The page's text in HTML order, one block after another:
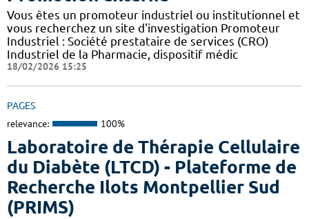
Vous êtes un promoteur industriel ou institutionnel et
vous recherchez un site d'investigation Promoteur
Industriel : Société prestataire de services (CRO)
Industriel de la Pharmacie, dispositif médic
18/02/2026 15:25
PAGES
relevance: 100%
Laboratoire de Thérapie Cellulaire
du Diabète (LTCD) - Plateforme de
Recherche Ilots Montpellier Sud
(PRIMS)